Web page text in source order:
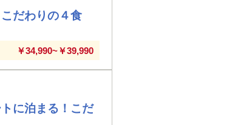
だわりの４食
￥34,990~￥39,990
に泊まる！こだ